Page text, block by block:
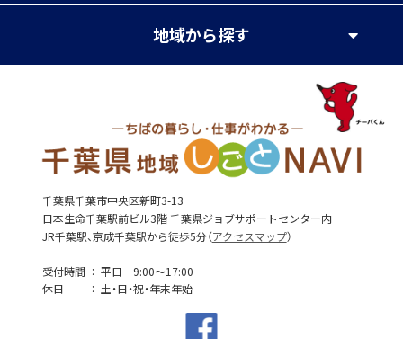
地域から探す
千葉県千葉市中央区新町3-13
日本生命千葉駅前ビル3階 千葉県ジョブサポートセンター内
JR千葉駅、京成千葉駅から徒歩5分（アクセスマップ）
受付時間
平日 9:00～17:00
休日
土・日・祝・年末年始